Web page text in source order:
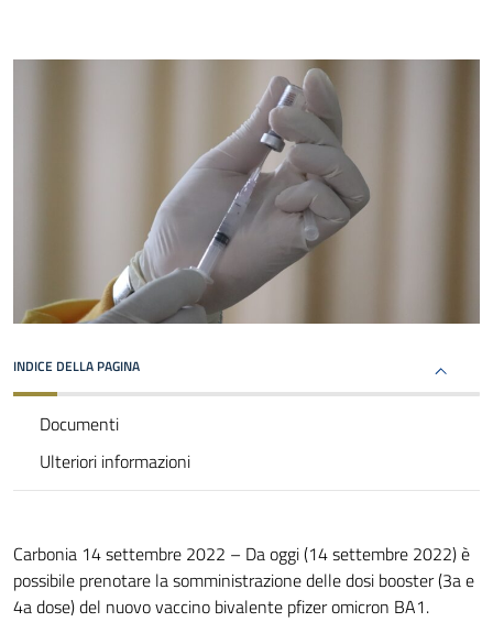
INDICE DELLA PAGINA
Documenti
Ulteriori informazioni
Carbonia 14 settembre 2022 – Da oggi (14 settembre 2022) è
possibile prenotare la somministrazione delle dosi booster (3a e
4a dose) del nuovo vaccino bivalente pfizer omicron BA1.